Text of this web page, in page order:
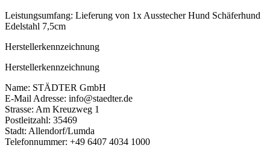
Leistungsumfang: Lieferung von 1x Ausstecher Hund Schäferhund
Edelstahl 7,5cm
Herstellerkennzeichnung
Herstellerkennzeichnung
Name: STÄDTER GmbH
E-Mail Adresse: info@staedter.de
Strasse: Am Kreuzweg 1
Postleitzahl: 35469
Stadt: Allendorf/Lumda
Telefonnummer: +49 6407 4034 1000